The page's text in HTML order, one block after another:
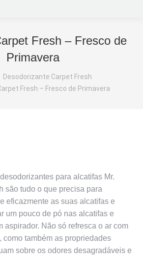
Fresh – Fresco de
Primavera
Desodorizante Carpet Fresh
Fresh – Fresco de Primavera
para alcatifas Mr.
são tudo o que precisa para
eficazmente as suas alcatifas e
um pouco de pó nas alcatifas e
aspirador. Não só refresca o ar com
como também as propriedades
sobre os odores desagradáveis e